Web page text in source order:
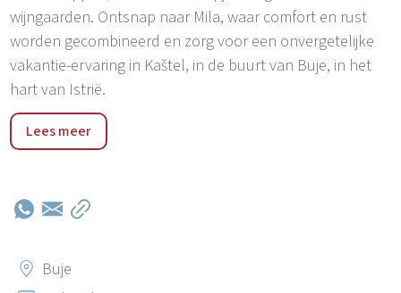
wijngaarden. Ontsnap naar Mila, waar comfort en rust
worden gecombineerd en zorg voor een onvergetelijke
vakantie-ervaring in Kaštel, in de buurt van Buje, in het
hart van Istrië.
Welkom in Kaštel bij Buje, een charmant dorpje in Istrië,
Kroatië. Met zijn traditionele stenen huizen en een
zijn Grožnjan (9 km) en Motovun (17 km), bekend om
km) biedt geschiedenis, cultuur en prachtige stranden.
Om te winkelen heeft Buje (5 km) supermarkten en
Lees meer
Buje